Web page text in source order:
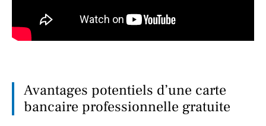
Avantages potentiels d’une carte
bancaire professionnelle gratuite